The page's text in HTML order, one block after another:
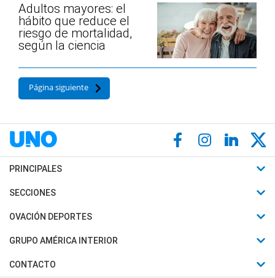
Adultos mayores: el
hábito que reduce el
riesgo de mortalidad,
según la ciencia
Página siguiente
PRINCIPALES
Últimas Noticias
Política
Judiciales
SECCIONES
Horóscopo
Motores
Trucos caseros
OVACIÓN DEPORTES
Fútbol
Mundial
GRUPO AMÉRICA INTERIOR
Canal 7 en Vivo
CONTACTO